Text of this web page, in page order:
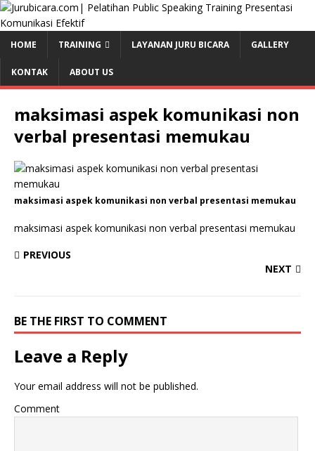
HOME TRAINING LAYANAN JURU BICARA GALLERY
KONTAK ABOUT US
maksimasi aspek komunikasi non
verbal presentasi memukau
maksimasi aspek komunikasi non verbal presentasi memukau
maksimasi aspek komunikasi non verbal presentasi memukau
PREVIOUS
NEXT
BE THE FIRST TO COMMENT
Leave a Reply
Your email address will not be published.
Comment